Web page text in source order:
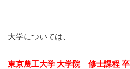
大学については、
東京農工大学 大学院 修士課程 卒